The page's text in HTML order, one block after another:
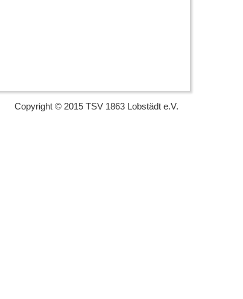
Copyright © 2015 TSV 1863 Lobstädt e.V.